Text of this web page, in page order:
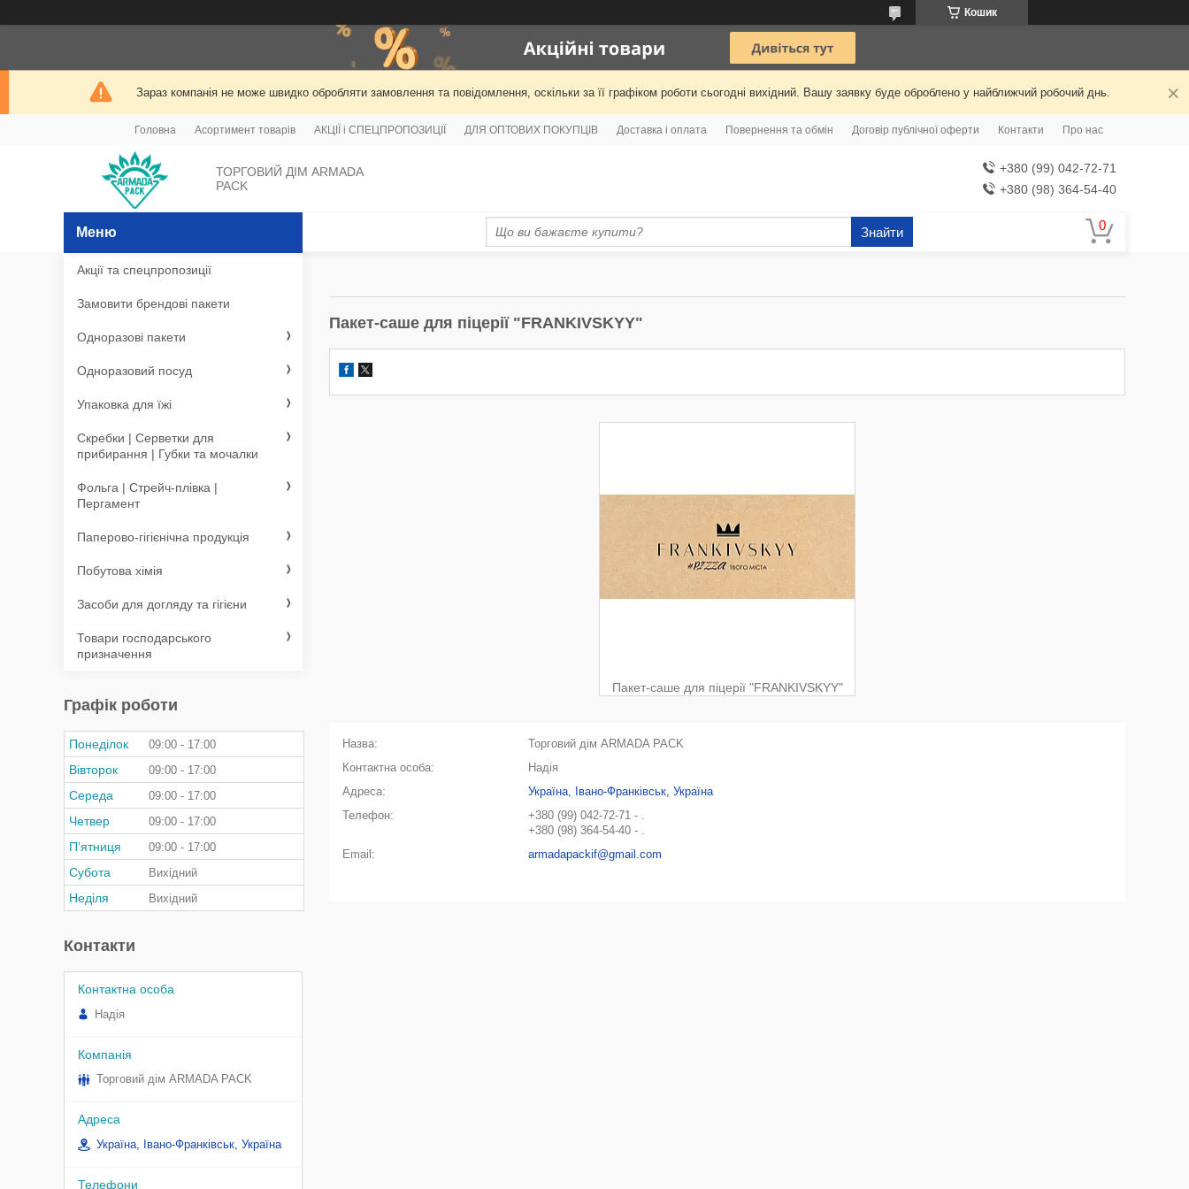
Кошик
Зараз компанія не може швидко обробляти замовлення та повідомлення, оскільки за її графіком роботи сьогодні вихідний. Вашу заявку буде оброблено у найближчий робочий днь.
Головна Асортимент товарів АКЦІЇ і СПЕЦПРОПОЗИЦІЇ ДЛЯ ОПТОВИХ ПОКУПЦІВ Доставка і оплата Повернення та обмін Договір публічної оферти Контакти Про нас
ТОРГОВИЙ ДІМ ARMADA
PACK
+380 (99) 042-72-71
+380 (98) 364-54-40
Знайти
Пакет-саше для піцерії "FRANKIVSKYY"
Пакет-саше для піцерії "FRANKIVSKYY"
Торговий дім ARMADA PACK
Надія
Україна, Івано-Франківськ, Україна
+380 (99) 042-72-71
.
+380 (98) 364-54-40
.
armadapackif@gmail.com
Акції та спецпропозиції
Замовити брендові пакети
Одноразові пакети
Одноразовий посуд
Упаковка для їжі
Скребки | Серветки для
прибирання | Губки та мочалки
Фольга | Стрейч-плівка |
Пергамент
Паперово-гігієнічна продукція
Побутова хімія
Засоби для догляду та гігієни
Товари господарського
призначення
Графік роботи
Понеділок 09:00 17:00
Вівторок 09:00 17:00
Середа 09:00 17:00
Четвер 09:00 17:00
Пʼятниця 09:00 17:00
Субота Вихідний
Неділя Вихідний
Контакти
Надія
Торговий дім ARMADA PACK
Україна, Івано-Франківськ, Україна